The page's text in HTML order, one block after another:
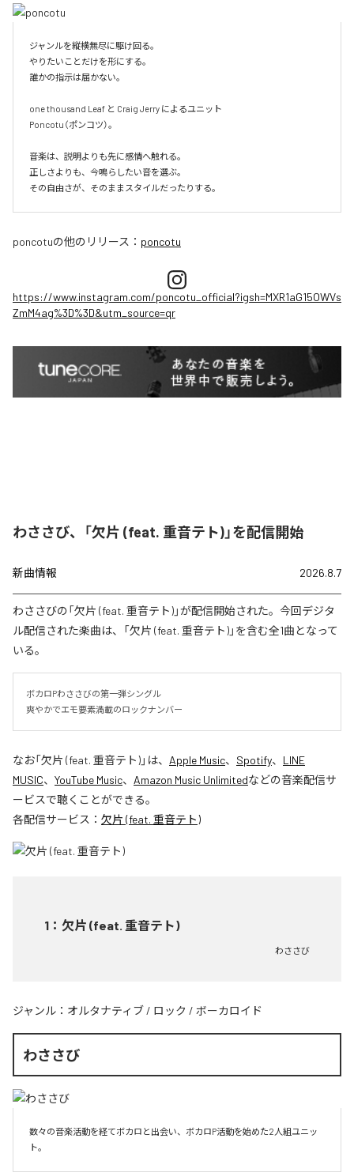
ジャンルを縦横無尽に駆け回る。
やりたいことだけを形にする。
誰かの指示は届かない。
one thousand Leaf と Craig Jerry によるユニット
Poncotu（ポンコツ）。
音楽は、説明よりも先に感情へ触れる。
正しさよりも、今鳴らしたい音を選ぶ。
その自由さが、そのままスタイルだったりする。
poncotuの他のリリース： poncotu
https://www.instagram.com/poncotu_official?igsh=MXR1aG15OWVs
ZmM4ag%3D%3D&utm_source=qr
わささび、「欠片 (feat. 重音テト)」を配信開始
新曲情報 2026.8.7
わささびの「欠片 (feat. 重音テト)」が配信開始された。今回デジタ
ル配信された楽曲は、「欠片 (feat. 重音テト)」を含む全1曲となって
いる。
ボカロPわささびの第一弾シングル
爽やかでエモ要素満載のロックナンバー
なお「欠片 (feat. 重音テト)」は、 Apple Music、 Spotify、 LINE
MUSIC、 YouTube Music、 Amazon Music Unlimitedなどの音楽配信サ
ービスで聴くことができる。
各配信サービス： 欠片 (feat. 重音テト)
1 ： 欠片 (feat. 重音テト)
わささび
ジャンル： オルタナティブ / ロック / ボーカロイド
わささび
数々の音楽活動を経てボカロと出会い、ボカロP活動を始めた2人組ユニッ
ト。